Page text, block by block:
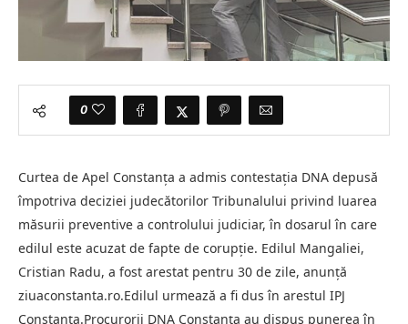
0
Curtea de Apel Constanța a admis contestația DNA depusă
împotriva deciziei judecătorilor Tribunalului privind luarea
măsurii preventive a controlului judiciar, în dosarul în care
edilul este acuzat de fapte de corupție. Edilul Mangaliei,
Cristian Radu, a fost arestat pentru 30 de zile, anunță
ziuaconstanta.ro.Edilul urmează a fi dus în arestul IPJ
Constanța.Procurorii DNA Constanța au dispus punerea în